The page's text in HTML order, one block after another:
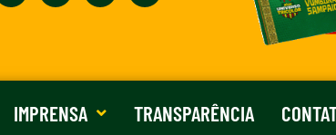
IMPRENSA TRANSPARÊNCIA